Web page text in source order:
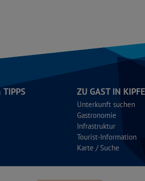
ZU GAST IN
Unterkunft suchen
Gastronomie
Infrastruktur
Tourist-Information
Karte / Suche